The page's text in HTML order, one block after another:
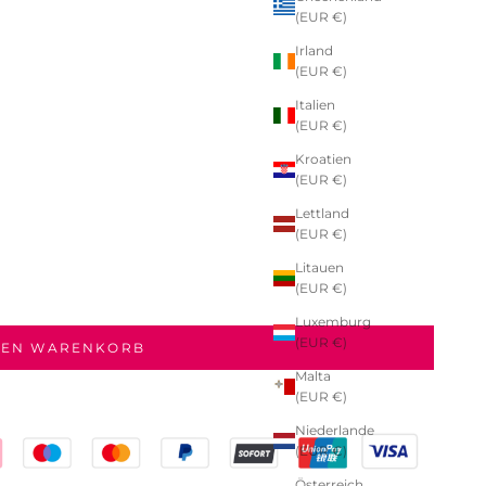
(EUR €)
Irland
(EUR €)
Italien
(EUR €)
Kroatien
(EUR €)
Lettland
(EUR €)
Litauen
(EUR €)
Luxemburg
(EUR €)
Malta
(EUR €)
Niederlande
(EUR €)
WARENKORB